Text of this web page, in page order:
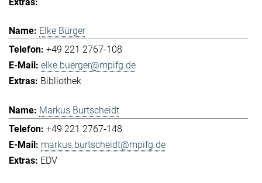
Elke Bürger
+49 221 2767-108
elke.buerger@mpifg.de
Bibliothek
Markus Burtscheidt
+49 221 2767-148
markus.burtscheidt@mpifg.de
EDV